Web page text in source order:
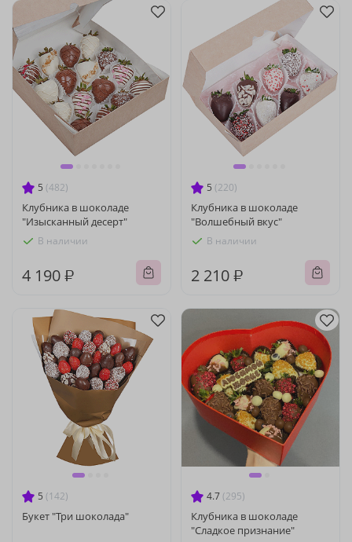
5 (482)
Клубника в шоколаде
"Изысканный десерт"
В наличии
4 190 ₽
5 (220)
Клубника в шоколаде
"Волшебный вкус"
В наличии
2 210 ₽
5 (142)
Букет "Три шоколада"
4.7 (295)
Клубника в шоколаде
"Сладкое признание"